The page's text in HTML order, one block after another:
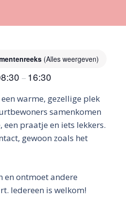
(Alles weergeven)
– 16:30
warme, gezellige plek
samenkomen
een praatje en iets lekkers.
gewoon zoals het
en ontmoet andere
Iedereen is welkom!